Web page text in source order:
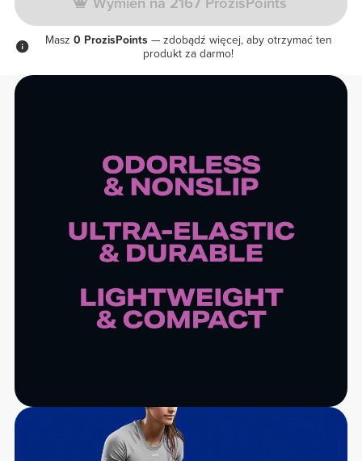
Masz 0 ProzisPoints — zdobądź więcej, aby otrzymać ten
produkt za darmo!